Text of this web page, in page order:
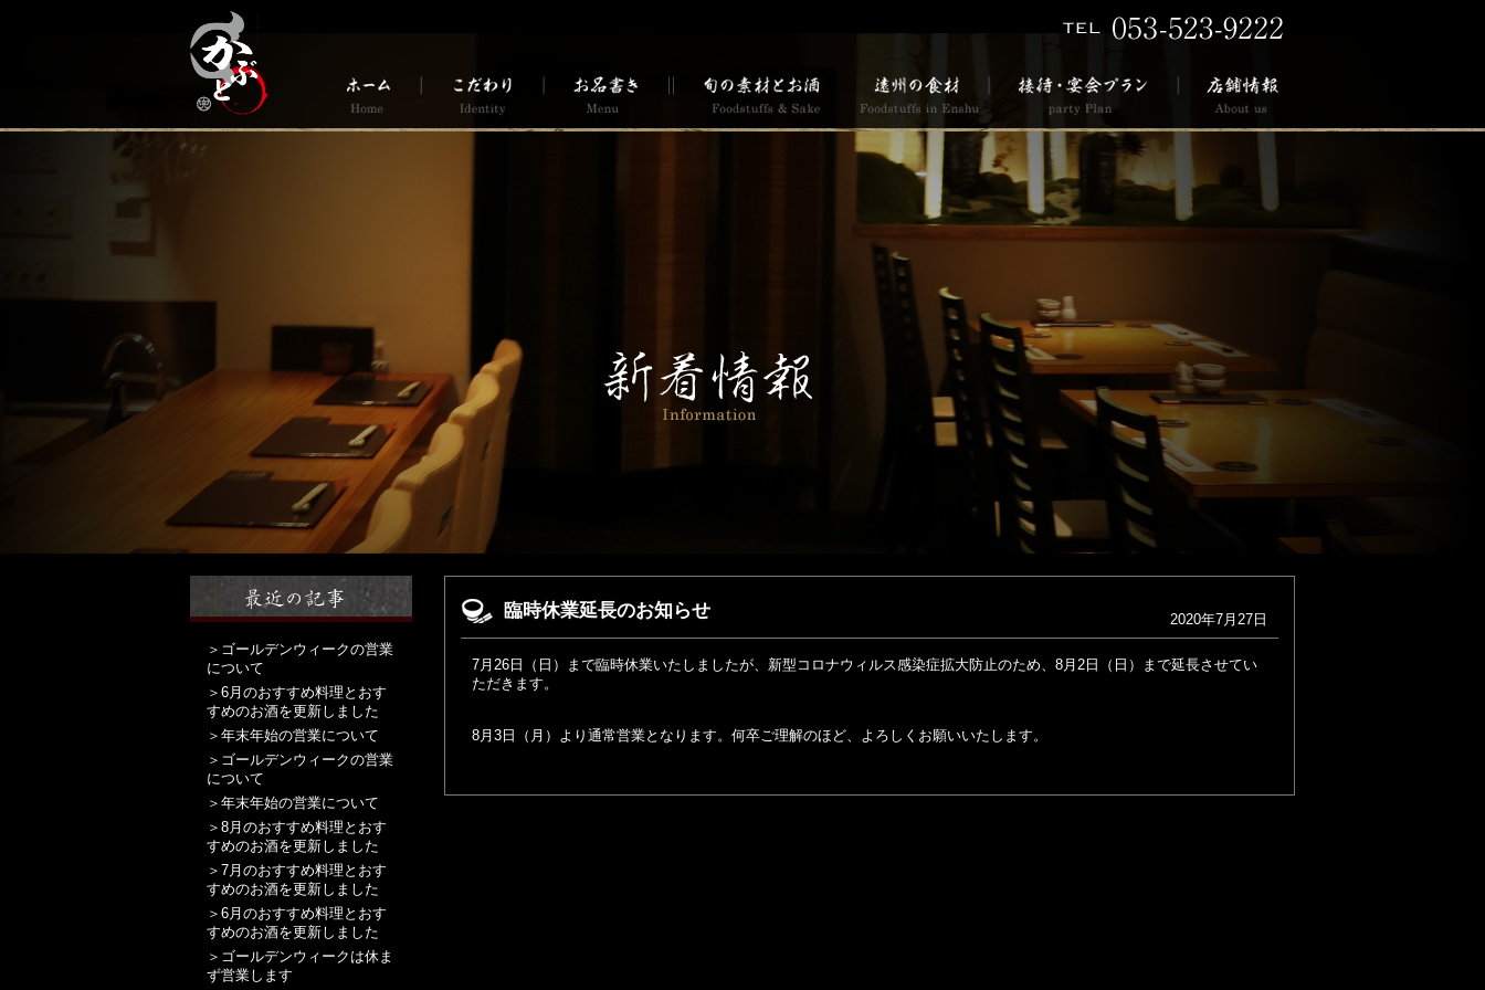
臨時休業延長のお知らせ 2020年7月27日
7月26日（日）まで臨時休業いたしましたが、新型コロナウィルス感染症拡大防止のため、8月2日（日）まで延長させてい
ただきます。
8月3日（月）より通常営業となります。何卒ご理解のほど、よろしくお願いいたします。
＞ゴールデンウィークの営業
について
＞6月のおすすめ料理とおす
すめのお酒を更新しました
＞年末年始の営業について
＞ゴールデンウィークの営業
について
＞年末年始の営業について
＞8月のおすすめ料理とおす
すめのお酒を更新しました
＞7月のおすすめ料理とおす
すめのお酒を更新しました
＞6月のおすすめ料理とおす
すめのお酒を更新しました
＞ゴールデンウィークは休ま
ず営業します